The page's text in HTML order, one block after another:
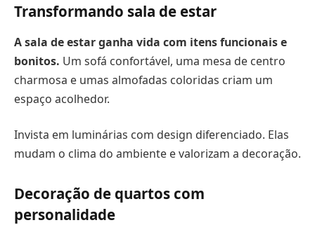
Transformando sala de estar
A sala de estar ganha vida com itens funcionais e
bonitos. Um sofá confortável, uma mesa de centro
charmosa e umas almofadas coloridas criam um
espaço acolhedor.
Invista em luminárias com design diferenciado. Elas
mudam o clima do ambiente e valorizam a decoração.
Decoração de quartos com
personalidade